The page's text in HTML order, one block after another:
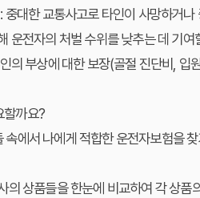
중대한 교통사고로 타인이 사망하거
운전자의 처벌 수위를 낮추는 데 기여
의 부상에 대한 보장(골절 진단비, 입
할까요?
에서 나에게 적합한 운전자보험을
의 상품들을 한눈에 비교하여 각 상